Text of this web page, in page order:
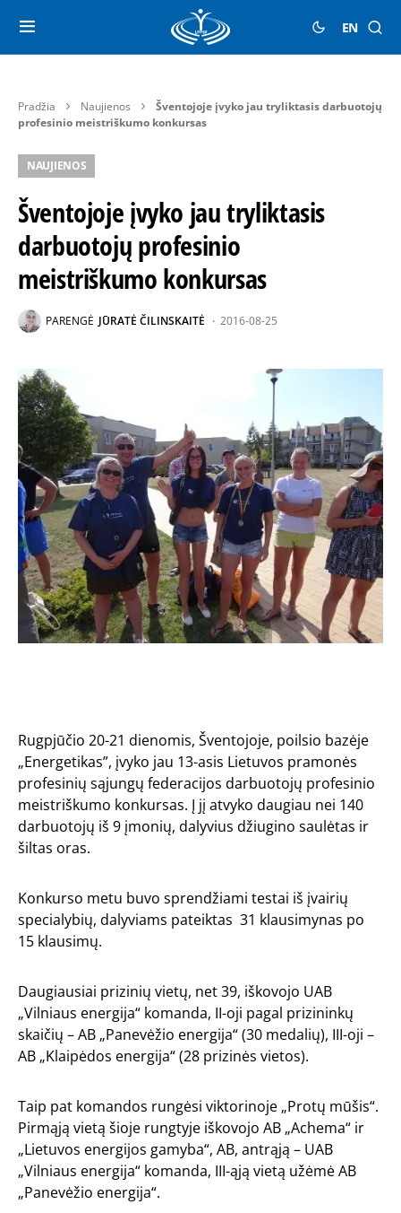
EN
Pradžia Naujienos
Šventojoje įvyko jau tryliktasis darbuotojų
profesinio meistriškumo konkursas
NAUJIENOS
Šventojoje įvyko jau tryliktasis
darbuotojų profesinio
meistriškumo konkursas
PARENGĖ JŪRATĖ ČILINSKAITĖ 2016-08-25
Rugpjūčio 20-21 dienomis, Šventojoje, poilsio bazėje
„Energetikas”, įvyko jau 13-asis Lietuvos pramonės
profesinių sąjungų federacijos darbuotojų profesinio
meistriškumo konkursas. Į jį atvyko daugiau nei 140
darbuotojų iš 9 įmonių, dalyvius džiugino saulėtas ir
šiltas oras.
Konkurso metu buvo sprendžiami testai iš įvairių
specialybių, dalyviams pateiktas 31 klausimynas po
15 klausimų.
Daugiausiai prizinių vietų, net 39, iškovojo UAB
„Vilniaus energija“ komanda, II-oji pagal prizininkų
skaičių – AB „Panevėžio energija“ (30 medalių), III-oji –
AB „Klaipėdos energija“ (28 prizinės vietos).
Taip pat komandos rungėsi viktorinoje „Protų mūšis“.
Pirmąją vietą šioje rungtyje iškovojo AB „Achema“ ir
„Lietuvos energijos gamyba“, AB, antrąją – UAB
„Vilniaus energija“ komanda, III-ąją vietą užėmė AB
„Panevėžio energija“.